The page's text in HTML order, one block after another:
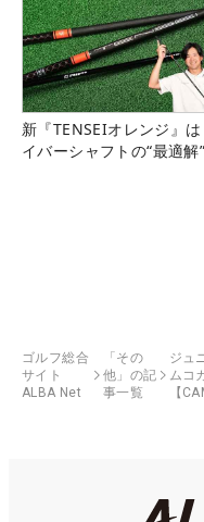
新『TENSEIオレンジ』は
イバーシャフトの“最適解”
ゴルフ総合
サイト
ALBA Net
「その
他」の記
事一覧
ジュ
ムコ
【